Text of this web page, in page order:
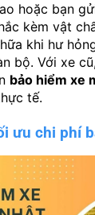
hoặc bạn
kèm vật
khi hư
bộ. Với xe
bảo hiểm xe
tế.
ưu chi phí